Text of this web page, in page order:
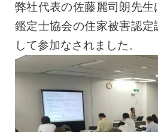
弊社代表の佐藤麗司朗先
鑑定士協会の住家被害認
して参加なされました。